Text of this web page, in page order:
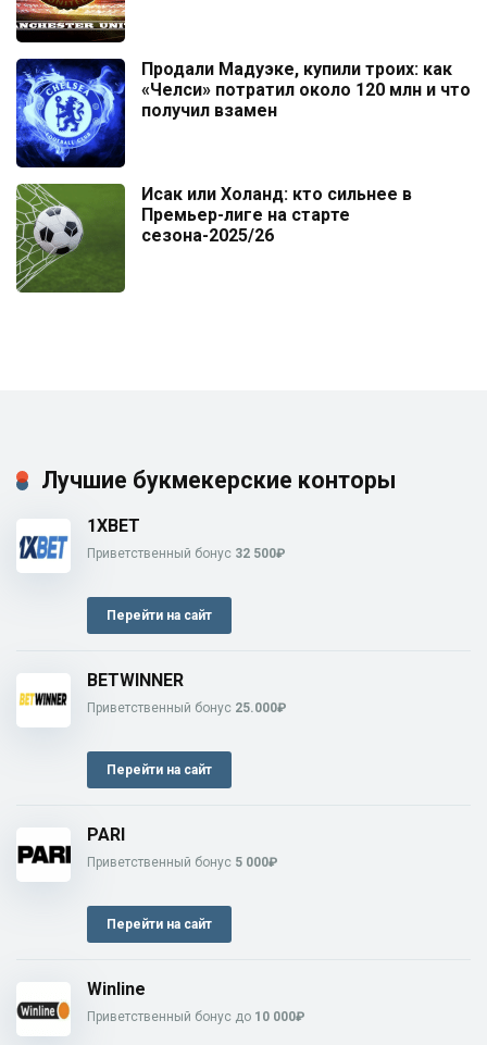
Продали Мадуэке, купили троих: как
«Челси» потратил около 120 млн и что
получил взамен
Исак или Холанд: кто сильнее в
Премьер-лиге на старте
сезона-2025/26
Лучшие букмекерские конторы
1XBET
Приветственный бонус 32 500₽
Перейти на сайт
BETWINNER
Приветственный бонус 25.000₽
Перейти на сайт
PARI
Приветственный бонус 5 000₽
Перейти на сайт
Winline
Приветственный бонус до 10 000₽